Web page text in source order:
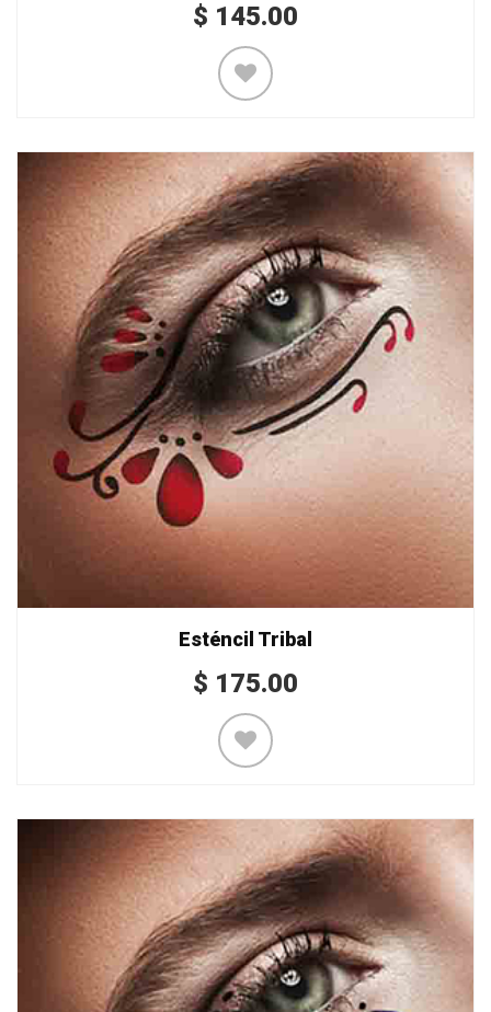
$ 145.00
Esténcil Tribal
$ 175.00